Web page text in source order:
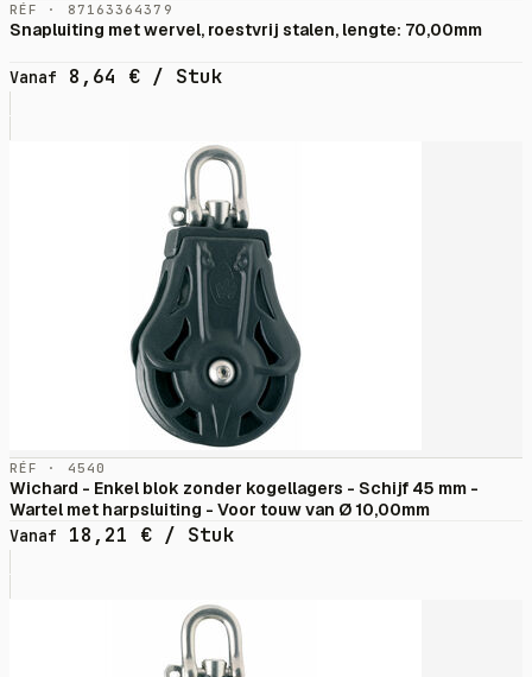
RÉF · 87163364379
Snapluiting met wervel, roestvrij stalen, lengte: 70,00mm
Vanaf 8,64 € / Stuk
RÉF · 4540
Wichard - Enkel blok zonder kogellagers - Schijf 45 mm -
Wartel met harpsluiting - Voor touw van Ø 10,00mm
Vanaf
18,21 € / Stuk